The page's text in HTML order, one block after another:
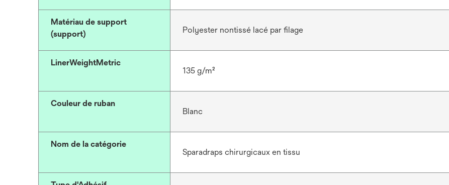
Matériau de support
(support)
Polyester nontissé lacé par filage
LinerWeightMetric
135 g/m²
Couleur de ruban
Blanc
Nom de la catégorie
Sparadraps chirurgicaux en tissu